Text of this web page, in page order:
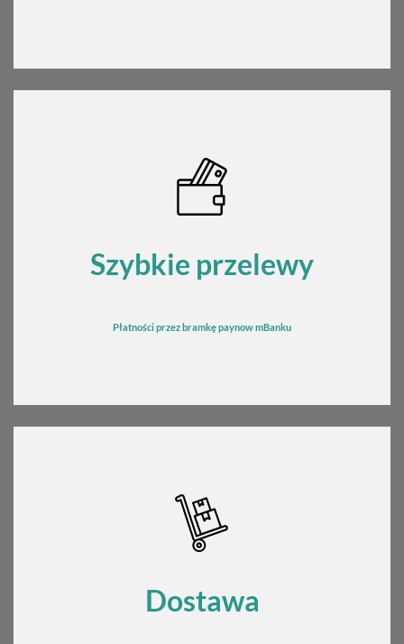
Szybkie przelewy
Płatności przez bramkępaynow mBanku
Dostawa